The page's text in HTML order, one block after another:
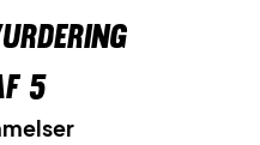
plads til alt det udstyr du
træning.
5